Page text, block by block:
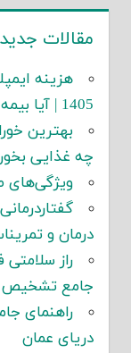
مقالات جدید
هزینه
1405 | آیا بیمه هزینه ایمپلنت را می‌دهد؟
بهترین
چه غذایی
ویژگی‌های
درمان و
راز سلامتی
جامع تشخیص و
راهنمای
دریای عمان